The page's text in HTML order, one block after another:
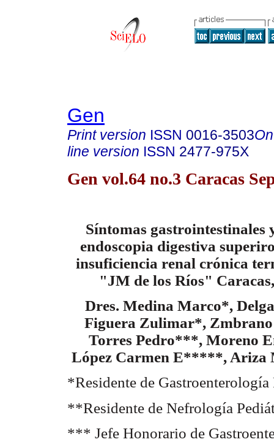
Gen
Print version ISSN 0016-3503
line version ISSN 2477-975X
Gen vol.64 no.3 Caracas
Síntomas gastrointestinales
endoscopia digestiva
insuficiencia renal crónica
"JM de los Ríos"
Dres. Medina Marco*,
Figuera Zulimar*,
Torres Pedro***, Moreno
López Carmen E*****,
*Residente de Gastroenterología
**Residente de Nefrología
*** Jefe Honorario de